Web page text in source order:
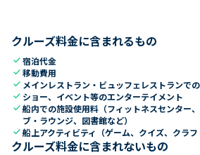
クルーズ料金に含まれるもの
check宿泊代金
check移動費用
check メインレストラン・ビュッフェレストランで
check ショー、イベント等のエンターテイメント
check船内での施設使用料（フィットネスセンター
ブ・ラウンジ、図書館など）
check船上アクティビティ（ゲーム、クイズ、クラフ
クルーズ料金に含まれないもの